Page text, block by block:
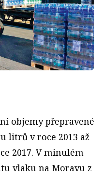
objemy přepravené
litrů v roce 2013 až
2017. V minulém
vlaku na Moravu z